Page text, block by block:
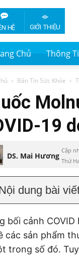
HỆ GIỚI THIỆU
Chủ Thông
Bản Tin Sức Khỏe
19
DS. Mai Hương
Cập
Thứ
dung bài
bối cảnh
các sản phẩm
trong số đó.